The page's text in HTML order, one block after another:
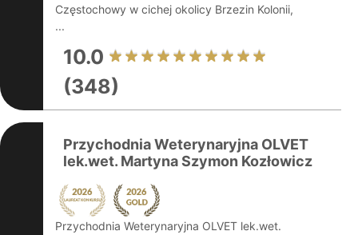
Częstochowy w cichej okolicy Brzezin Kolonii,
...
10.0
(348)
Przychodnia Weterynaryjna OLVET
lek.wet. Martyna Szymon Kozłowicz
Przychodnia Weterynaryjna OLVET lek.wet.